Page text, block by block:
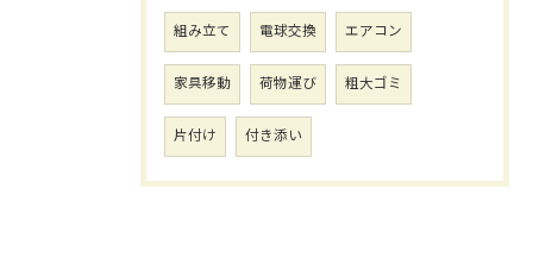
組み立て 電球交換 エアコン
家具移動 荷物運び 粗大ゴミ
片付け 付き添い